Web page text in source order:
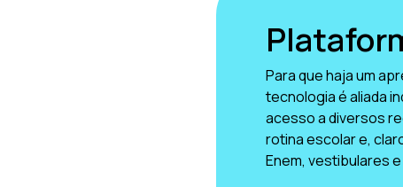
Para que haja um
tecnologia é aliada
acesso a diversos
rotina escolar e,
Enem, vestibulares